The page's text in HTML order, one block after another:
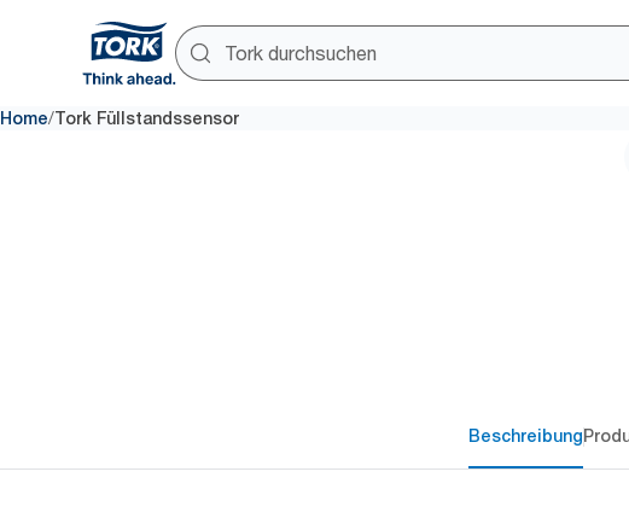
Home/Tork Füllstandssensor
Beschreibung